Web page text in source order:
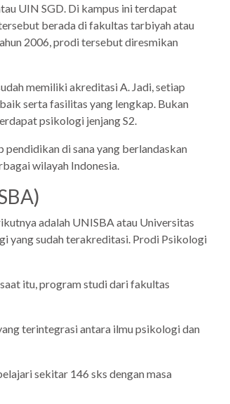
UIN SGD. Di kampus ini terdapat
berada di fakultas tarbiyah atau
2006, prodi tersebut diresmikan
memiliki akreditasi A. Jadi, setiap
serta fasilitas yang lengkap. Bukan
psikologi jenjang S2.
pendidikan di sana yang berlandaskan
wilayah Indonesia.
adalah UNISBA atau Universitas
yang sudah terakreditasi. Prodi Psikologi
itu, program studi dari fakultas
terintegrasi antara ilmu psikologi dan
sekitar 146 sks dengan masa